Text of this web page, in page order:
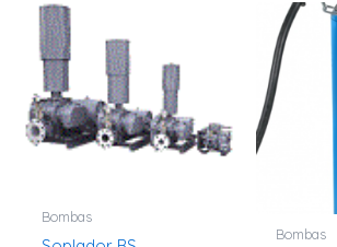
Bombas
Bombas